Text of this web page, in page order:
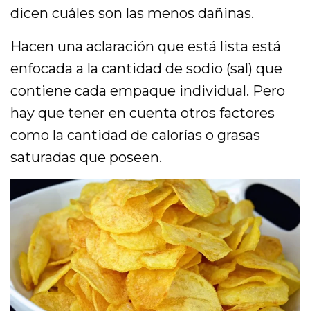
dicen cuáles son las menos dañinas.
Hacen una aclaración que está lista está
enfocada a la cantidad de sodio (sal) que
contiene cada empaque individual. Pero
hay que tener en cuenta otros factores
como la cantidad de calorías o grasas
saturadas que poseen.